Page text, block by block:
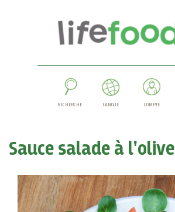
RECHERCHE LANGUE COMPTE
Sauce salade à l'olive